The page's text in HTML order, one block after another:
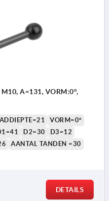
A=131, VORM:0°,
VORM=0°
D2=30
D3=12
AANTAL TANDEN =30
DETAILS